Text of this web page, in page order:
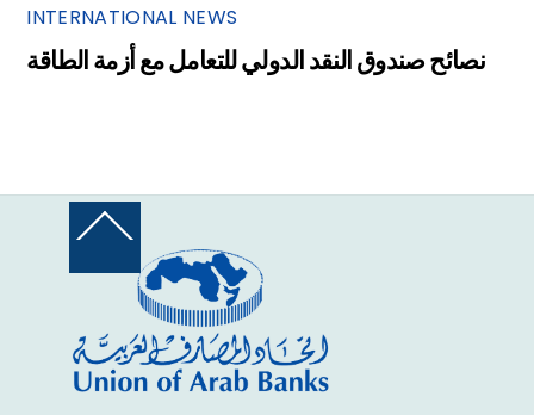
INTERNATIONAL NEWS
نصائح صندوق النقد الدولي للتعامل مع أزمة الطاقة
Back
Top